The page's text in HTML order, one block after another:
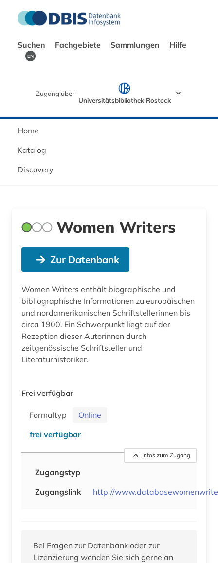
Suchen Fachgebiete Sammlungen Hilfe
EN
Zugang über
Universitätsbibliothek Rostock
Home
Katalog
Discovery
Women Writers
Zur Datenbank
Women Writers enthält biographische und
bibliographische Informationen zu europäischen
und nordamerikanischen Schriftstellerinnen bis
circa 1900. Ein Schwerpunkt liegt auf der
Rezeption dieser Autorinnen durch
zeitgenössische Schriftsteller und
Literaturhistoriker.
Frei verfügbar
Formaltyp
Online
frei verfügbar
Infos zum Zugang
Zugangstyp
Zugangslink
http://
Bei Fragen zur Datenbank oder zur
Lizenzierung wenden Sie sich gerne an